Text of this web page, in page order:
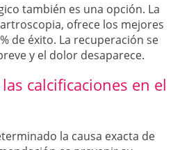
también es una opción. La
ofrece los mejores
de éxito. La recuperación se
y el dolor desaparece.
calcificaciones en el
la causa exacta de